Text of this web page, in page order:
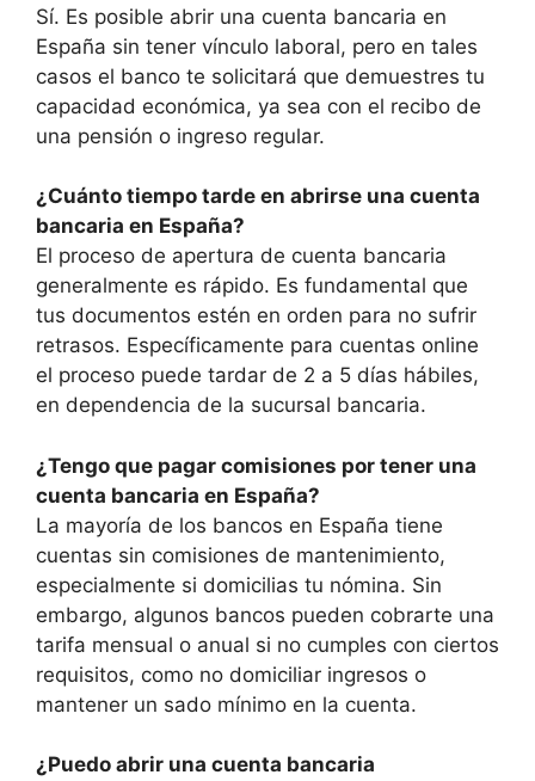
Sí. Es posible abrir una cuenta bancaria en
España sin tener vínculo laboral, pero en tales
casos el banco te solicitará que demuestres tu
capacidad económica, ya sea con el recibo de
una pensión o ingreso regular.
¿Cuánto tiempo tarde en abrirse una cuenta
bancaria en España?
El proceso de apertura de cuenta bancaria
generalmente es rápido. Es fundamental que
tus documentos estén en orden para no sufrir
retrasos. Específicamente para cuentas online
el proceso puede tardar de 2 a 5 días hábiles,
en dependencia de la sucursal bancaria.
¿Tengo que pagar comisiones por tener una
cuenta bancaria en España?
La mayoría de los bancos en España tiene
cuentas sin comisiones de mantenimiento,
especialmente si domicilias tu nómina. Sin
embargo, algunos bancos pueden cobrarte una
tarifa mensual o anual si no cumples con ciertos
requisitos, como no domiciliar ingresos o
mantener un sado mínimo en la cuenta.
¿Puedo abrir una cuenta bancaria